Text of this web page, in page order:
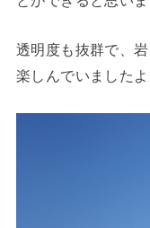
透明度も抜群で、
楽しんでいましたよ